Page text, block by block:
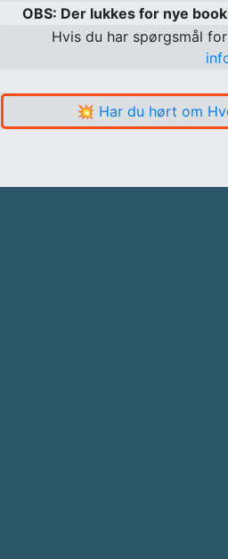
OBS: Der lukkes for nye
Hvis du har spørgsmål
💥 Har du hørt om